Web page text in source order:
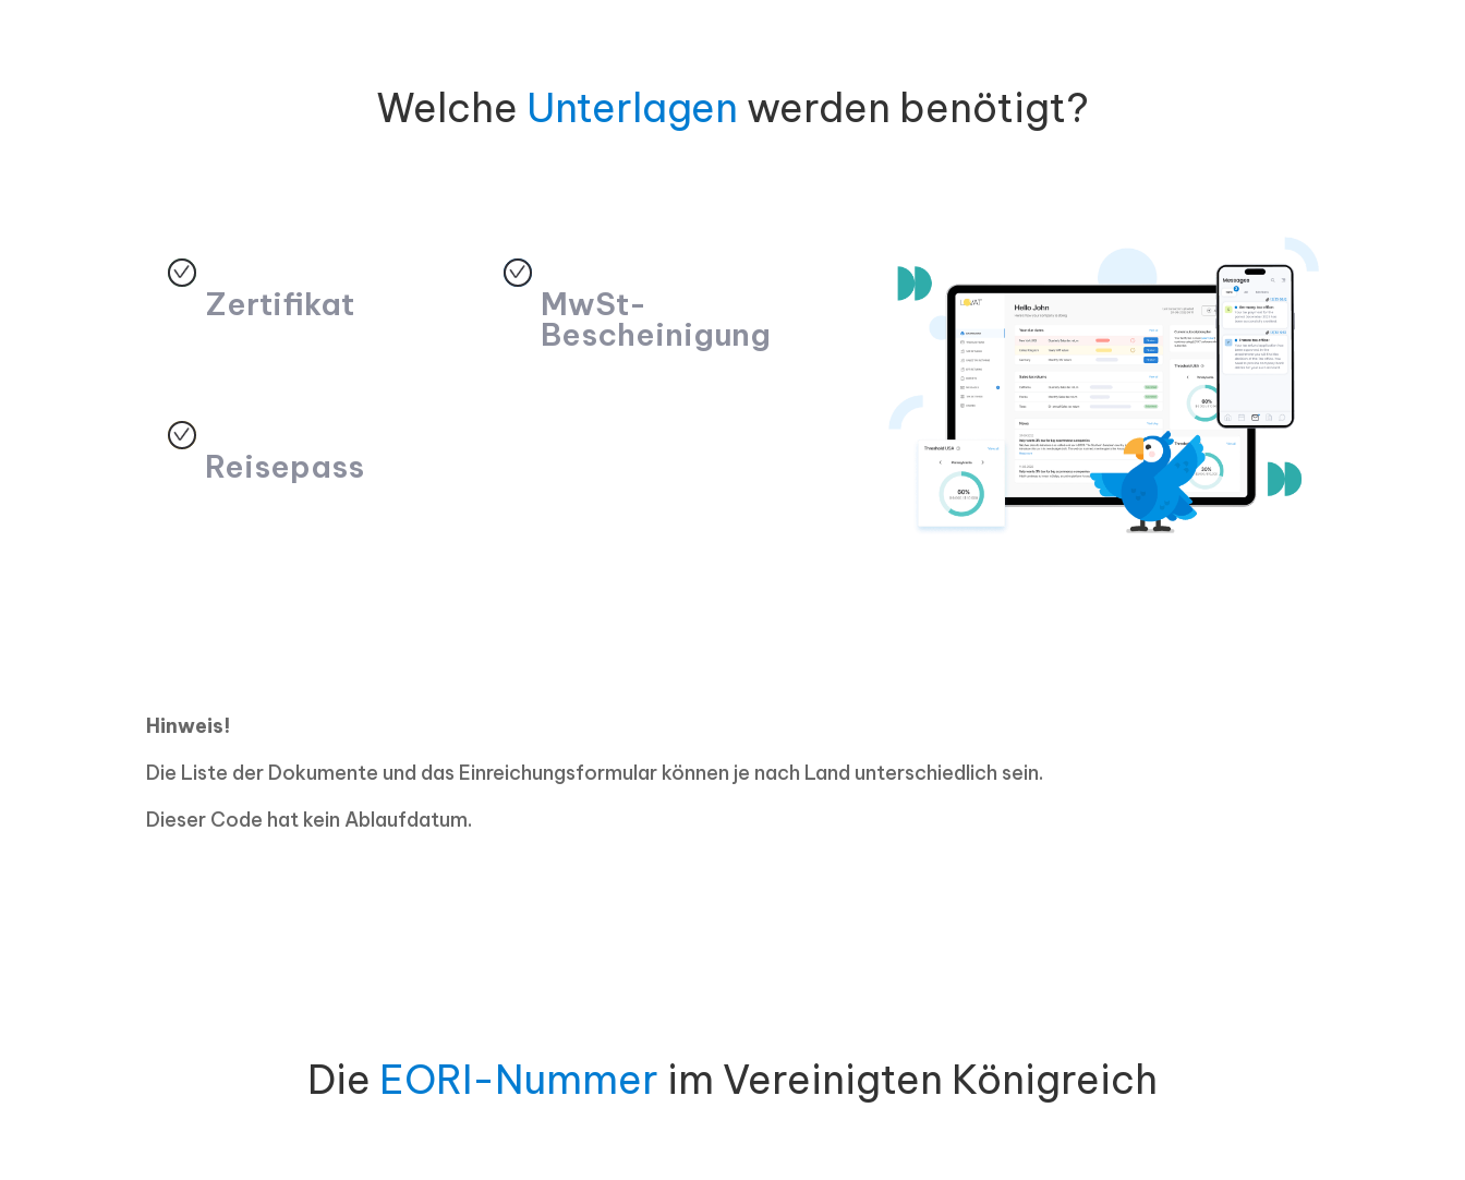
Welche Unterlagen werden benötigt?
Zertifikat
MwSt-
Bescheinigung
Reisepass
Hinweis!
Die Liste der Dokumente und das Einreichungsformular können je nach Land unterschiedlich sein.
Dieser Code hat kein Ablaufdatum.
Die EORI-Nummer im Vereinigten Königreich